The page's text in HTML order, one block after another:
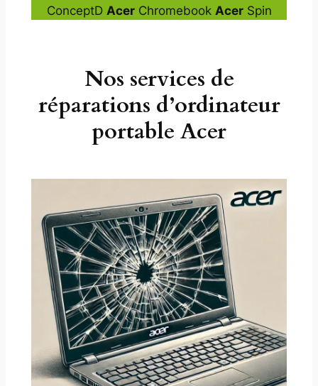
ConceptD AcerChromebook AcerSpin
Nos services de
réparations d’ordinateur
portable Acer